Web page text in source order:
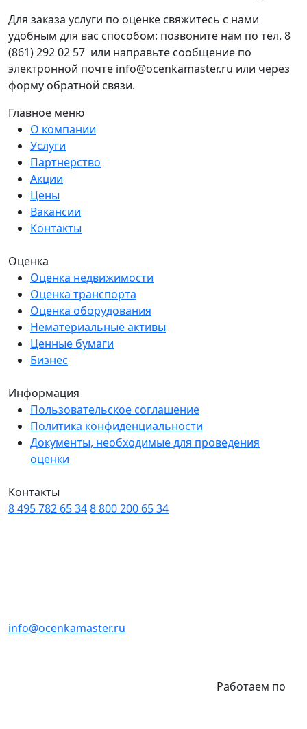
Для заказа услуги по оценке свяжитесь с нами
удобным для вас способом: позвоните нам по тел. 8
(861) 292 02 57 или направьте сообщение по
электронной почте info@ocenkamaster.ru или через
форму обратной связи.
Главное меню
О компании
Услуги
Партнерство
Акции
Цены
Вакансии
Контакты
Оценка
Оценка недвижимости
Оценка транспорта
Оценка оборудования
Нематериальные активы
Ценные бумаги
Бизнес
Информация
Пользовательское соглашение
Политика конфиденциальности
Документы, необходимые для проведения
оценки
Контакты
8 495 782 65 348 800 200 65 34
info@ocenkamaster.ru
Работаем по